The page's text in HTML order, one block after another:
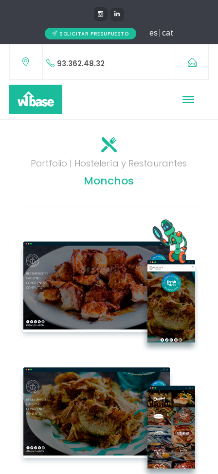
SOLICITAR PRESUPUESTO es cat
93.362.48.32
Portfolio | Hostelería y Restaurantes
Monchos